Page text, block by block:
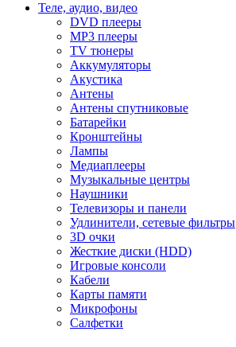
Теле, аудио, видео
DVD плееры
MP3 плееры
TV тюнеры
Аккумуляторы
Акустика
Антены
Антены спутниковые
Батарейки
Кронштейны
Лампы
Медиаплееры
Музыкальные центры
Наушники
Телевизоры и панели
Удлинители, сетевые фильтры
3D очки
Жесткие диски (HDD)
Игровые консоли
Кабели
Карты памяти
Микрофоны
Салфетки